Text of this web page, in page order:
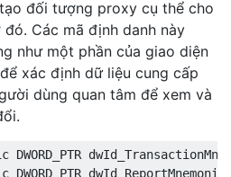
đối tượng proxy cụ thể cho
đó. Các mã định danh này
như một phần của giao diện
xác định dữ liệu cung cấp
dùng quan tâm để xem và
DWORD_PTR
DWORD_PTR